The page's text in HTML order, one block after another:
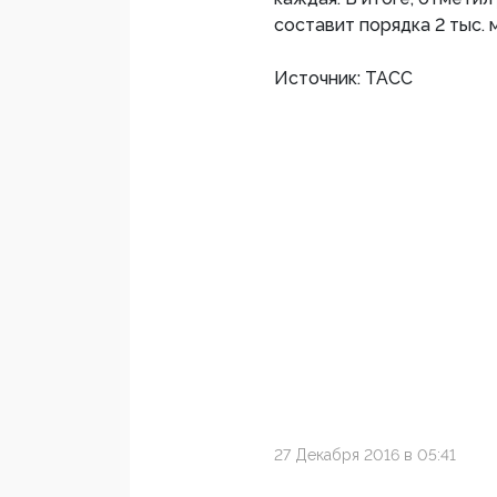
составит порядка 2 тыс.
Источник: ТАСС
27 Декабря 2016 в 05:41